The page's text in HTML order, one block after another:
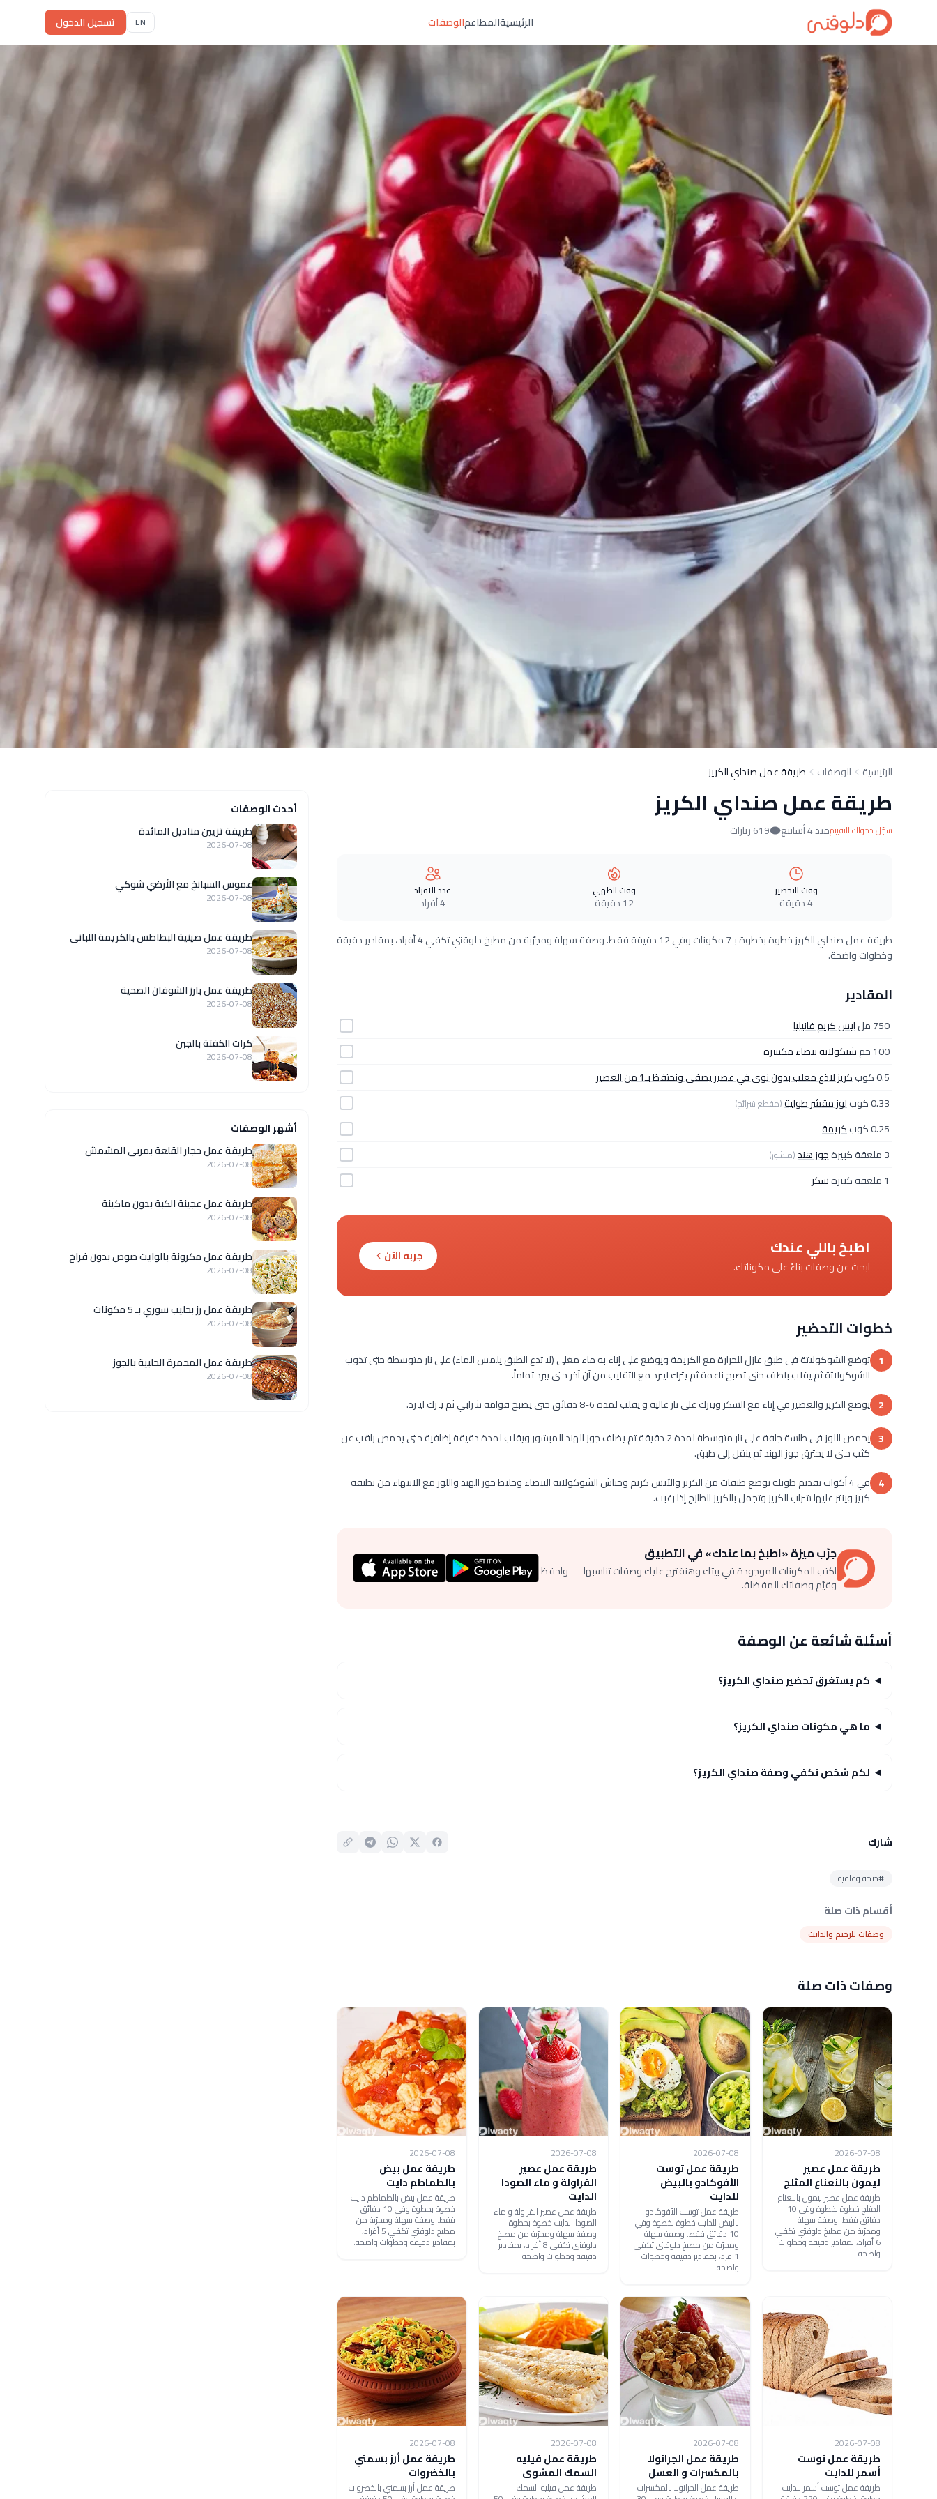
الرئيسيةالمطاعمالوصفات EN تسجيل الدخول
الرئيسية الوصفات طريقة عمل صنداي الكريز
طريقة عمل صنداي الكريز
سجّل دخولك للتقييممنذ 4 أسابيع 619 زيارات
وقت التحضير
4 دقيقة
وقت الطهي
12 دقيقة
عدد الافراد
4 أفراد
طريقة عمل صنداي الكريز خطوة بخطوة بـ7 مكونات وفي 12 دقيقة فقط. وصفة سهلة ومجرّبة من مطبخ دلوقتي تكفي 4 أفراد، بمقادير دقيقة
وخطوات واضحة.
المقادير
750 مل
آيس كريم فانيليا
100 جم
شيكولاتة بيضاء مكسرة
0.5 كوب
كريز لاذع معلب بدون نوى في عصير يصفى ونحتفظ بـ1 من العصير
0.33 كوب
لوز مقشر طولية(مقطع شرائح)
0.25 كوب
كريمة
3 ملعقة كبيرة
جوز هند(مبشور)
1 ملعقة كبيرة سكر
اطبخ باللي عندك
ابحث عن وصفات بناءً على مكوناتك.
جربه الآن
خطوات التحضير
1 توضع الشوكولاتة في طبق عازل للحرارة مع الكريمة ويوضع على إناء به ماء مغلي (لا تدع الطبق يلمس الماء) على نار متوسطة حتى تذوب
الشوكولاتة ثم يقلب بلطف حتى تصبح ناعمة ثم يترك ليبرد مع التقليب من آن آخر حتى يبرد تماماً.
2 يوضع الكريز والعصير في إناء مع السكر ويترك على نار عالية و يقلب لمدة 6-8 دقائق حتى يصبح قوامه شرابي ثم يترك ليبرد.
3
يحمص اللوز في طاسة جافة على نار متوسطة لمدة 2 دقيقة ثم يضاف جوز الهند المبشور ويقلب لمدة دقيقة إضافية حتى يحمص راقب عن
كثب حتى لا يحترق جوز الهند ثم ينقل إلى طبق.
4
في 4 أكواب تقديم طويلة توضع طبقات من الكريز والآيس كريم وجناش الشوكولاتة البيضاء وخليط جوز الهند واللوز مع الانتهاء من بطبقة
كريز وينثر عليها شراب الكريز وتجمل بالكريز الطازج إذا رغبت.
جرّب ميزة «اطبخ بما عندك» في التطبيق
اكتب المكونات الموجودة في بيتك وهنقترح عليك وصفات تناسبها — واحفظ
وقيّم وصفاتك المفضلة.
أسئلة شائعة عن الوصفة
كم يستغرق تحضير صنداي الكريز؟
ما هي مكونات صنداي الكريز؟
لكم شخص تكفي وصفة صنداي الكريز؟
شارك
#صحة وعافية
أقسام ذات صلة
وصفات للرجيم والدايت
وصفات ذات صلة
2026-07-08
طريقة عمل عصير
ليمون بالنعناع المثلج
طريقة عمل عصير ليمون بالنعناع
المثلج خطوة بخطوة وفي 10
دقائق فقط. وصفة سهلة
ومجرّبة من مطبخ دلوقتي تكفي
6 أفراد، بمقادير دقيقة وخطوات
واضحة.
2026-07-08
طريقة عمل توست
الأفوكادو بالبيض
للدايت
طريقة عمل توست الأفوكادو
بالبيض للدايت خطوة بخطوة وفي
10 دقائق فقط. وصفة سهلة
ومجرّبة من مطبخ دلوقتي تكفي
1 فرد، بمقادير دقيقة وخطوات
واضحة.
2026-07-08
طريقة عمل عصير
الفراولة و ماء الصودا
الدايت
طريقة عمل عصير الفراولة و ماء
الصودا الدايت خطوة بخطوة.
وصفة سهلة ومجرّبة من مطبخ
دلوقتي تكفي 8 أفراد، بمقادير
دقيقة وخطوات واضحة.
2026-07-08
طريقة عمل بيض
بالطماطم دايت
طريقة عمل بيض بالطماطم دايت
خطوة بخطوة وفي 10 دقائق
فقط. وصفة سهلة ومجرّبة من
مطبخ دلوقتي تكفي 5 أفراد،
بمقادير دقيقة وخطوات واضحة.
2026-07-08
طريقة عمل توست
أسمر للدايت
طريقة عمل توست أسمر للدايت
2026-07-08
طريقة عمل الجرانولا
بالمكسرات و العسل
طريقة عمل الجرانولا بالمكسرات
2026-07-08
طريقة عمل فيليه
السمك المشوى
طريقة عمل فيليه السمك
2026-07-08
طريقة عمل أرز بسمتي
بالخضروات
طريقة عمل أرز بسمتي بالخضروات
أحدث الوصفات
طريقة تزيين مناديل المائدة
2026-07-08
غموس السبانخ مع الأرضي شوكي
2026-07-08
طريقة عمل صينية البطاطس بالكريمة اللبانى
2026-07-08
طريقة عمل بارز الشوفان الصحية
2026-07-08
كرات الكفتة بالجبن
2026-07-08
أشهر الوصفات
طريقة عمل حجار القلعة بمربى المشمش
2026-07-08
طريقة عمل عجينة الكبة بدون ماكينة
2026-07-08
طريقة عمل مكرونة بالوايت صوص بدون فراخ
2026-07-08
طريقة عمل رز بحليب سوري بـ 5 مكونات
2026-07-08
طريقة عمل المحمرة الحلبية بالجوز
2026-07-08